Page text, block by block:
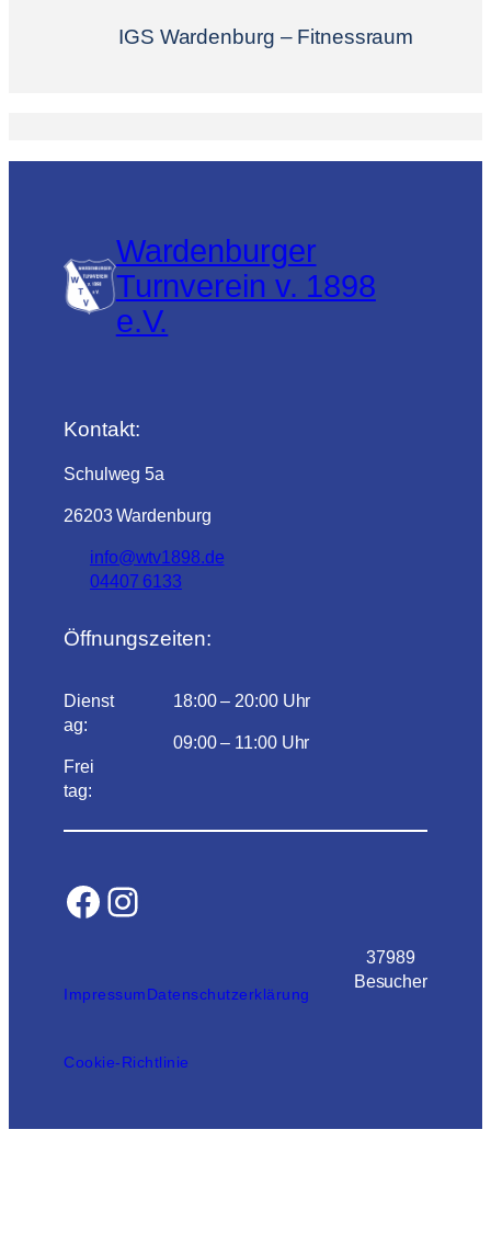
IGS Wardenburg – Fitnessraum
Wardenburger
Turnverein v. 1898
e.V.
Kontakt:
Schulweg 5a
26203 Wardenburg
info@wtv1898.de
04407 6133
Öffnungszeiten:
Dienst
ag:
Frei
tag:
18:00 – 20:00 Uhr
09:00 – 11:00 Uhr
ImpressumDatenschutzerklärung
Cookie-Richtlinie
Facebook Instagram
37989
Besucher